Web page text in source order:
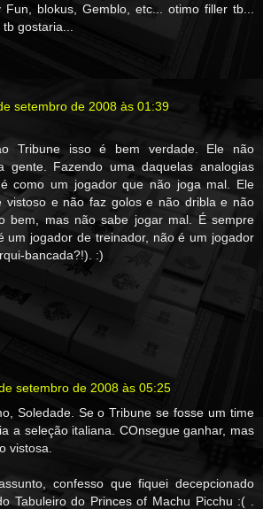
Fun, blokus, Gemblo, etc... otimo filler tb...
gostaria...
setembro de 2008 às 01:39
Tribune isso é bem verdade. Ele não
gente. Fazendo uma daquelas analogias
como um jogador que não joga mal. Ele
vistoso e não faz golos e não dribla e não
bem, mas não sabe jogar mal. É sempre
um jogador de treinador, não é um jogador
bancada?!). :)
setembro de 2008 às 05:25
Soledade. Se o Tribune se fosse um time
a seleção italiana. COnsegue ganhar, mas
vistosa.
confesso que fiquei decepcionado
Tabuleiro do Princes of Machu Picchu :( .